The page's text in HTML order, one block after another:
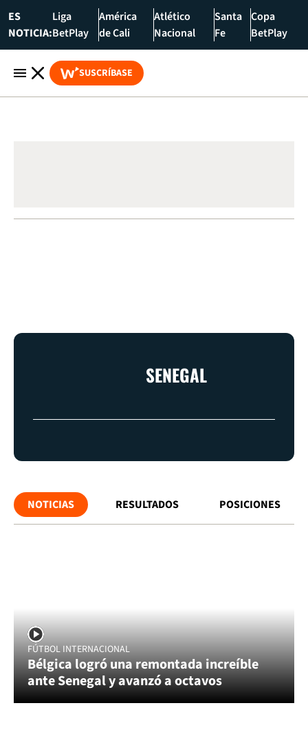
ES
NOTICIA:
Liga
BetPlay
América
de Cali
Atlético
Nacional
Santa
Fe
Copa
BetPlay
SUSCRÍBASE
SENEGAL
NOTICIAS RESULTADOS POSICIONES
FÚTBOL INTERNACIONAL
Bélgica logró una remontada increíble
ante Senegal y avanzó a octavos